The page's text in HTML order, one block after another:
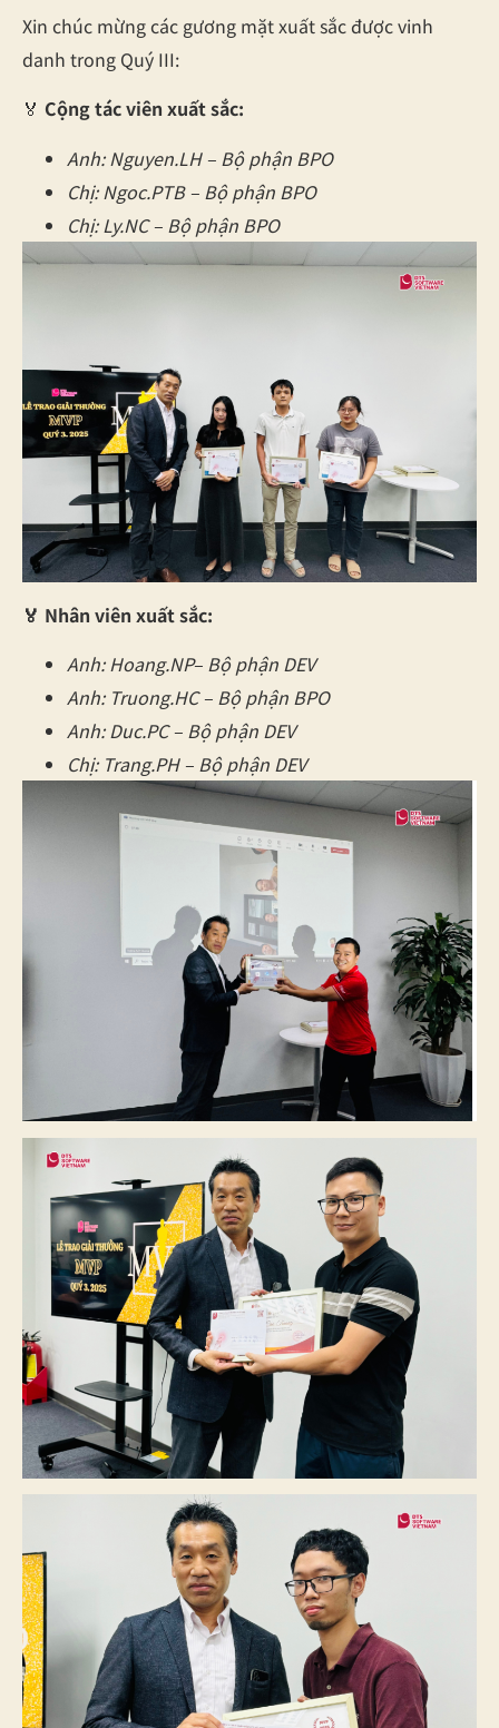
Xin chúc mừng các gương mặt xuất sắc được vinh
danh trong Quý III:
🏅 Cộng tác viên xuất sắc:
Anh: Nguyen.LH – Bộ phận BPO
Chị: Ngoc.PTB – Bộ phận BPO
Chị: Ly.NC – Bộ phận BPO
🏅 Nhân viên xuất sắc:
Anh: Hoang.NP– Bộ phận DEV
Anh: Truong.HC – Bộ phận BPO
Anh: Duc.PC – Bộ phận DEV
Chị: Trang.PH – Bộ phận DEV